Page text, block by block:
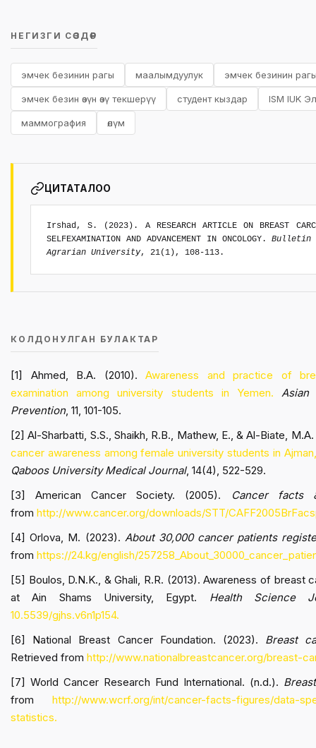
НЕГИЗГИ СӨЗДӨР
эмчек безинин рагы маалымдуулук эмчек безинин
эмчек безин өзүн өзү текшерүү студент кыздар ISM IUK
маммография өлүм
ЦИТАТАЛОО
Irshad, S. (2023). A RESEARCH ARTICLE ON BREAST
SELFEXAMINATION AND ADVANCEMENT IN ONCOLOGY.Bulletin
Agrarian University, 21(1), 108-113.
КОЛДОНУЛГАН БУЛАКТАР
[1] Ahmed, B.A. (2010).Awareness and practice of
examination among university students in Yemen.
Prevention, 11, 101-105.
[2] Al-Sharbatti, S.S., Shaikh, R.B., Mathew, E., & Al-Biate,
cancer awareness among female university students in
Qaboos University Medical Journal, 14(4), 522-529.
[3] American Cancer Society. (2005).
Cancer facts
from http://www.cancer.org/downloads/STT/
[4] Orlova, M. (2023). About 30,000 cancer patients
from https://24.kg/english/
[5] Boulos, D.N.K., & Ghali, R.R. (2013). Awareness of breast
at Ain Shams University, Egypt. Health Science
10.5539/gjhs.v6n1p154.
[6] National Breast Cancer Foundation. (2023). Breast
Retrieved from http://www.nationalbreastcancer.org/breast-
[7] World Cancer Research Fund International. (n.d.).
from http://www.wcrf.org/int/cancer-facts-figures/data-
statistics.